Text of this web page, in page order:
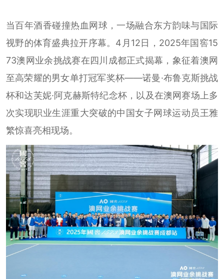
当百年酒香碰撞热血网球，一场融合东方韵味与国际
视野的体育盛典拉开序幕。4月12日，2025年国窖15
73澳网业余挑战赛在四川成都正式揭幕，象征着澳网
至高荣耀的男女单打冠军奖杯——诺曼·布鲁克斯挑战
杯和达芙妮·阿克赫斯特纪念杯，以及在澳网赛场上多
次实现职业生涯重大突破的中国女子网球运动员王雅
繁惊喜亮相现场。